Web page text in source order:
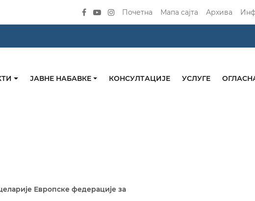
Почетна Мапа сајта Архива
ЈАВНЕ НАБАВКЕ КОНСУЛТАЦИЈЕ УСЛУГЕ
Европске федерације за